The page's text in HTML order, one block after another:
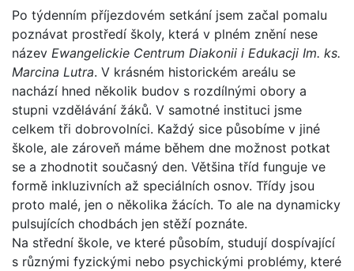
Po týdenním příjezdovém setkání jsem začal pomalu
poznávat prostředí školy, která v plném znění nese
název Ewangelickie Centrum Diakonii i Edukacji Im. ks.
Marcina Lutra. V krásném historickém areálu se
nachází hned několik budov s rozdílnými obory a
stupni vzdělávání žáků. V samotné instituci jsme
celkem tři dobrovolníci. Každý sice působíme v jiné
škole, ale zároveň máme během dne možnost potkat
se a zhodnotit současný den. Většina tříd funguje ve
formě inkluzivních až speciálních osnov. Třídy jsou
proto malé, jen o několika žácích. To ale na dynamicky
pulsujících chodbách jen stěží poznáte.
Na střední škole, ve které působím, studují dospívající
s různými fyzickými nebo psychickými problémy, které